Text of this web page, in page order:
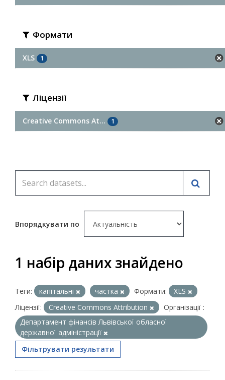
Формати
XLS 1
Ліцензії
Creative Commons At... 1
Впорядкувати по
1 набір даних знайдено
Теги: капітальні частка Формати:
XLS
Ліцензії:
Creative Commons Attribution
Організації :
Департамент фінансів Львівської обласної
державної адміністрації
Фільтрувати результати